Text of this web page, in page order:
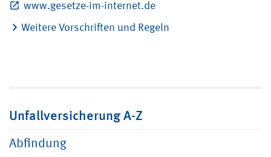
www.gesetze-im-internet.de
Weitere Vorschriften und Regeln
Unfallversicherung A-Z
Abfindung